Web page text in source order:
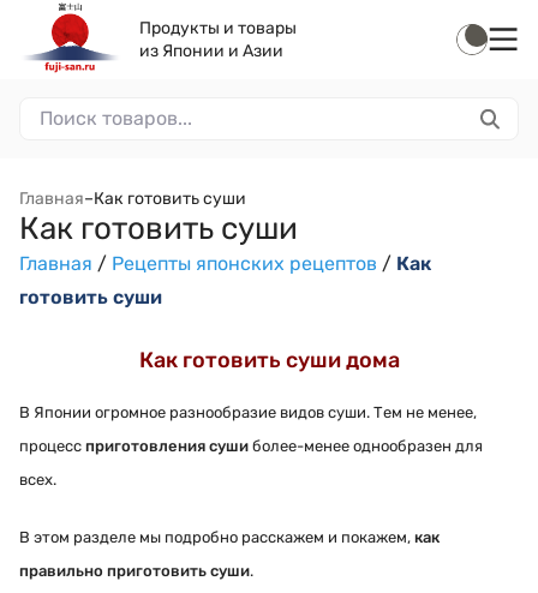
Продукты и товары
из Японии и Азии
Главная–Как готовить суши
Как готовить суши
Главная / Рецепты японских рецептов / Как
готовить суши
Как готовить суши дома
В Японии огромное разнообразие видов суши. Тем не менее,
процесс приготовления суши более-менее однообразен для
всех.
В этом разделе мы подробно расскажем и покажем, как
правильно приготовить суши.